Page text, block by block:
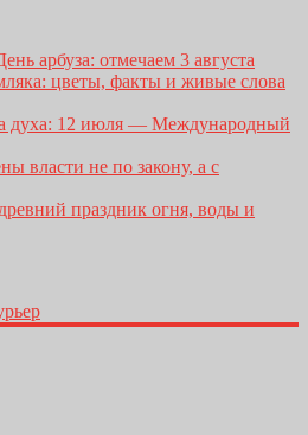
арбуза: отмечаем 3 августа
цветы, факты и живые слова
духа: 12 июля — Международный
власти не по закону, а с
праздник огня, воды и